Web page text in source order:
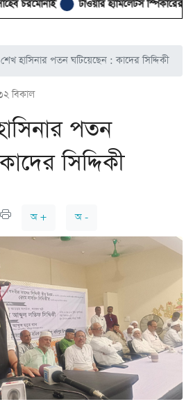
টাওয়ার হ্যামলেটস স্পিকারের সঙ্গে
হাসিনার পতন ঘটিয়েছেন : কাদের সিদ্দিকী
বিকাল
পতন
সিদ্দিকী
অ +
অ -